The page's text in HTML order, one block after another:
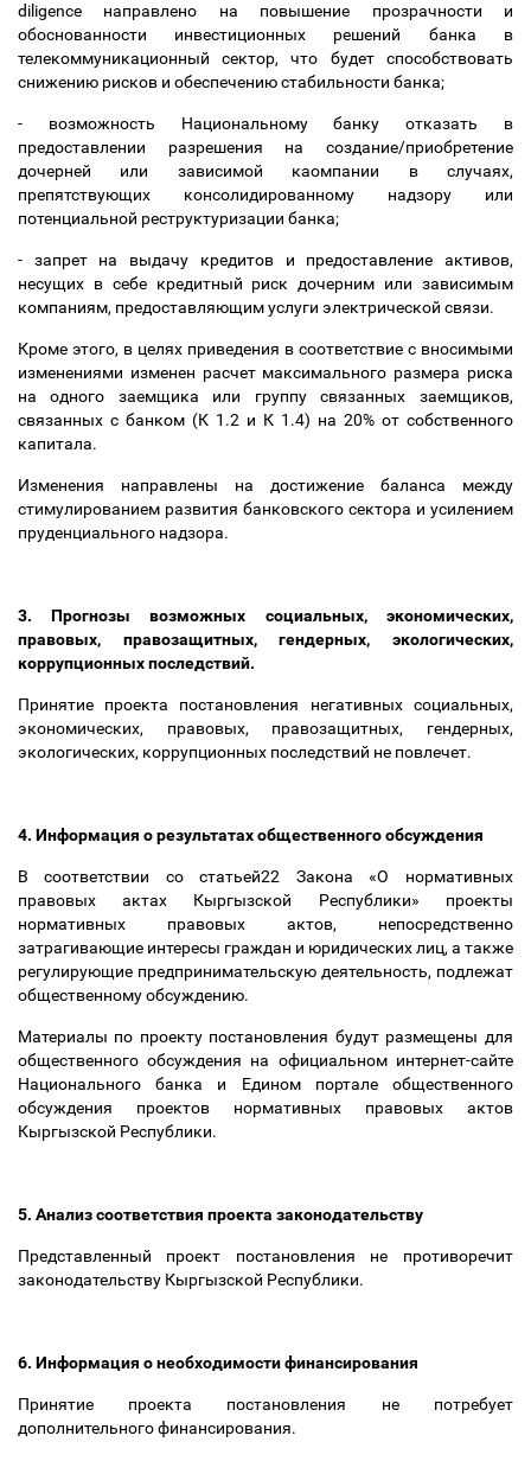
diligence направлено на повышение прозрачности и
обоснованности инвестиционных решений банка в
телекоммуникационный сектор, что будет способствовать
снижению рисков и обеспечению стабильности банка;
- возможность Национальному банку отказать в
предоставлении разрешения на создание/приобретение
дочерней или зависимой каомпании в случаях,
препятствующих консолидированному надзору или
потенциальной реструктуризации банка;
- запрет на выдачу кредитов и предоставление активов,
несущих в себе кредитный риск дочерним или зависимым
компаниям, предоставляющим услуги электрической связи.
Кроме этого, в целях приведения в соответствие с вносимыми
изменениями изменен расчет максимального размера риска
на одного заемщика или группу связанных заемщиков,
связанных с банком (К 1.2 и К 1.4) на 20% от собственного
капитала.
Изменения направлены на достижение баланса между
стимулированием развития банковского сектора и усилением
пруденциального надзора.
3. Прогнозы возможных социальных, экономических,
правовых, правозащитных, гендерных, экологических,
коррупционных последствий.
Принятие проекта постановления негативных социальных,
экономических, правовых, правозащитных, гендерных,
экологических, коррупционных последствий не повлечет.
4. Информация о результатах общественного обсуждения
В соответствии со статьей22 Закона «О нормативных
правовых актах Кыргызской Республики» проекты
нормативных правовых актов, непосредственно
затрагивающие интересы граждан и юридических лиц, а также
регулирующие предпринимательскую деятельность, подлежат
общественному обсуждению.
Материалы по проекту постановления будут размещены для
общественного обсуждения на официальном интернет-сайте
Национального банка и Едином портале общественного
обсуждения проектов нормативных правовых актов
Кыргызской Республики.
5. Анализ соответствия проекта законодательству
Представленный проект постановления не противоречит
законодательству Кыргызской Республики.
6. Информация о необходимости финансирования
Принятие проекта постановления не потребует
дополнительного финансирования.